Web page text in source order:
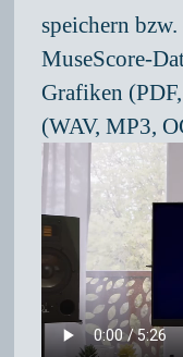
speichern
MuseScore-
Grafiken
(WAV, MP3,